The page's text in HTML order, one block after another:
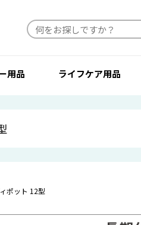
検索
用品 ライフケア用品
ポット 12型